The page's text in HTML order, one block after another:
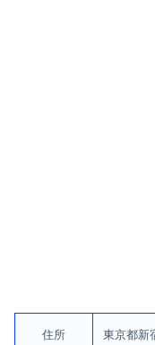
住所 東京都新